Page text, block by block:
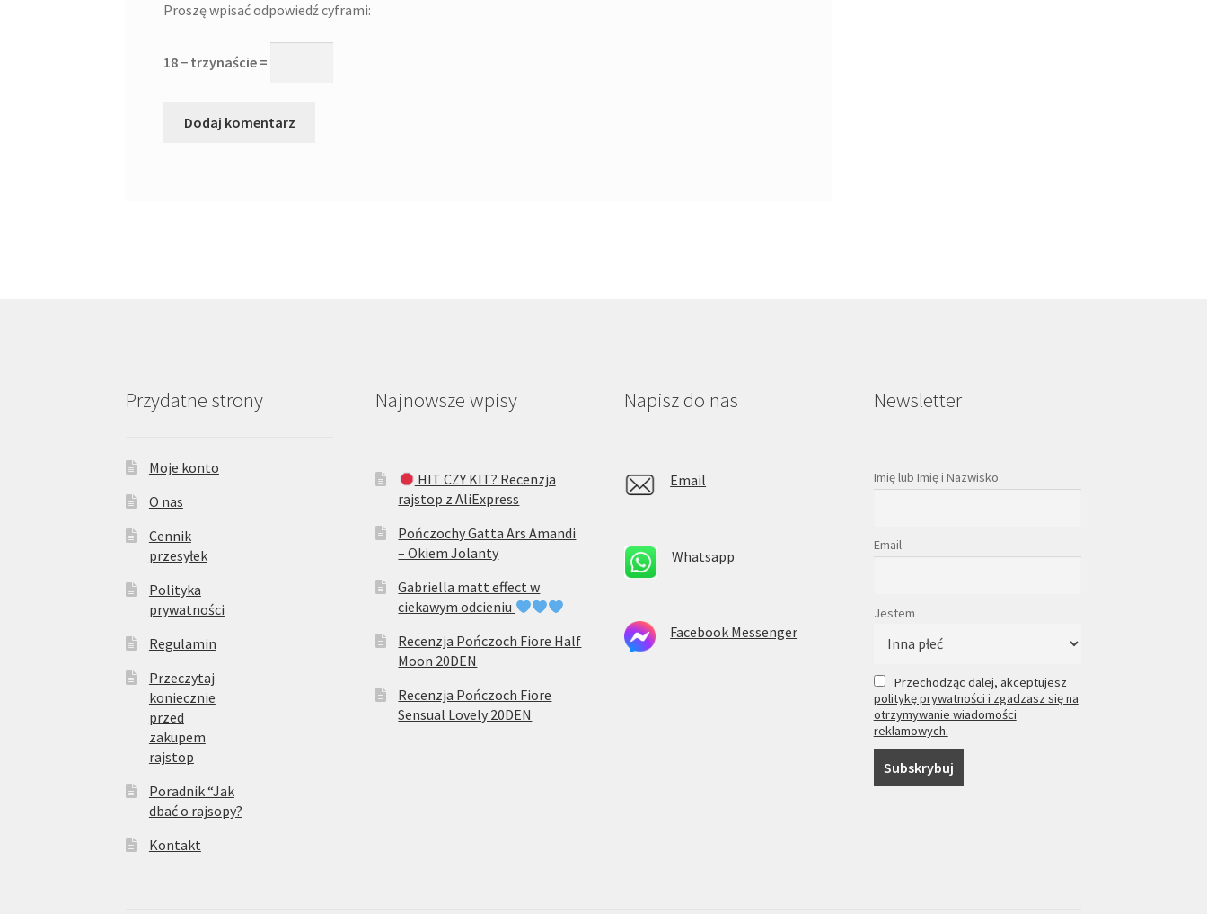
Proszę wpisać odpowiedź cyframi:
18 − trzynaście =
Przydatne strony
Moje konto
O nas
Cennik
przesyłek
Polityka
prywatności
Regulamin
Przeczytaj
koniecznie
przed
zakupem
rajstop
Poradnik “Jak
dbać o rajsopy?
Kontakt
Najnowsze wpisy
HIT CZY KIT? Recenzja
rajstop z AliExpress
Pończochy Gatta Ars Amandi
– Okiem Jolanty
Gabriella matt effect w
ciekawym odcieniu
Recenzja Pończoch Fiore Half
Moon 20DEN
Recenzja Pończoch Fiore
Sensual Lovely 20DEN
Napisz do nas
Email
Whatsapp
Facebook Messenger
Newsletter
Imię lub Imię i Nazwisko
Email
Jestem
Przechodząc dalej, akceptujesz
politykę prywatności i zgadzasz się na
otrzymywanie wiadomości
reklamowych.